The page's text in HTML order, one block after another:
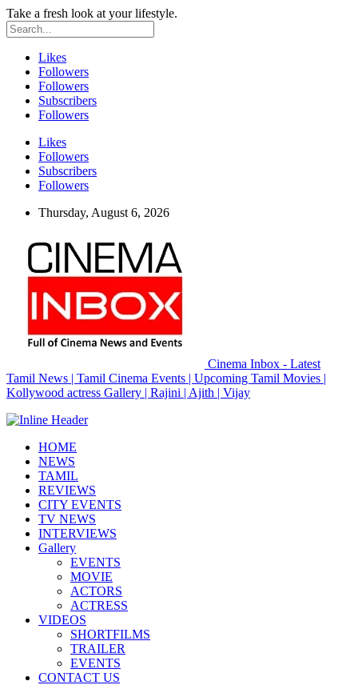
Take a fresh look at your lifestyle.
Likes
Followers
Followers
Subscribers
Followers
Likes
Followers
Subscribers
Followers
Thursday, August 6, 2026
Cinema Inbox - Latest
Tamil News | Tamil Cinema Events | Upcoming Tamil Movies |
Kollywood actress Gallery | Rajini | Ajith | Vijay
HOME
NEWS
TAMIL
REVIEWS
CITY EVENTS
TV NEWS
INTERVIEWS
Gallery
EVENTS
MOVIE
ACTORS
ACTRESS
VIDEOS
SHORTFILMS
TRAILER
EVENTS
CONTACT US